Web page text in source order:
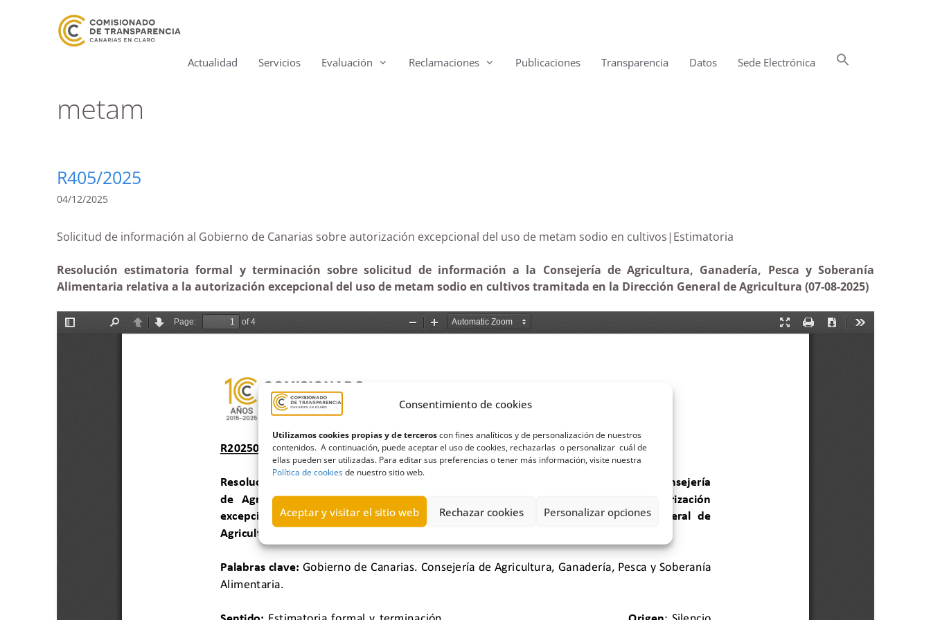
Consentimiento de cookies
Utilizamos cookies propias y de terceroscon fines analíticos y de personalización de nuestros
contenidos. A continuación, puede aceptar el uso de cookies, rechazarlas o personalizar cuál de
ellas pueden ser utilizadas. Para editar sus preferencias o tener más información, visite nuestra
Política de cookiesde nuestro sitio web.
Aceptar y visitar el sitio web Rechazar cookies Personalizar opciones
Actualidad Servicios Evaluación Reclamaciones Publicaciones Transparencia Datos Sede Electrónica
metam
R405/2025
04/12/2025
Solicitud de información al Gobierno de Canarias sobre autorización excepcional del uso de metam sodio en cultivos|Estimatoria
Resolución estimatoria formal y terminación sobre solicitud de información a la Consejería de Agricultura, Ganadería, Pesca y Soberanía
Alimentaria relativa a la autorización excepcional del uso de metam sodio en cultivos tramitada en la Dirección General de Agricultura (07-08-2025)